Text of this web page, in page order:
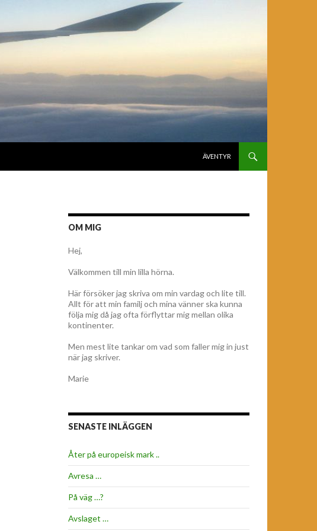
ÄVENTYR
OM MIG
Hej,
Välkommen till min lilla hörna.
Här försöker jag skriva om min vardag och lite till.
Allt för att min familj och mina vänner ska kunna
följa mig då jag ofta förflyttar mig mellan olika
kontinenter.
Men mest lite tankar om vad som faller mig in just
när jag skriver.
Marie
SENASTE INLÄGGEN
Åter på europeisk mark ..
Avresa …
På väg …?
Avslaget …